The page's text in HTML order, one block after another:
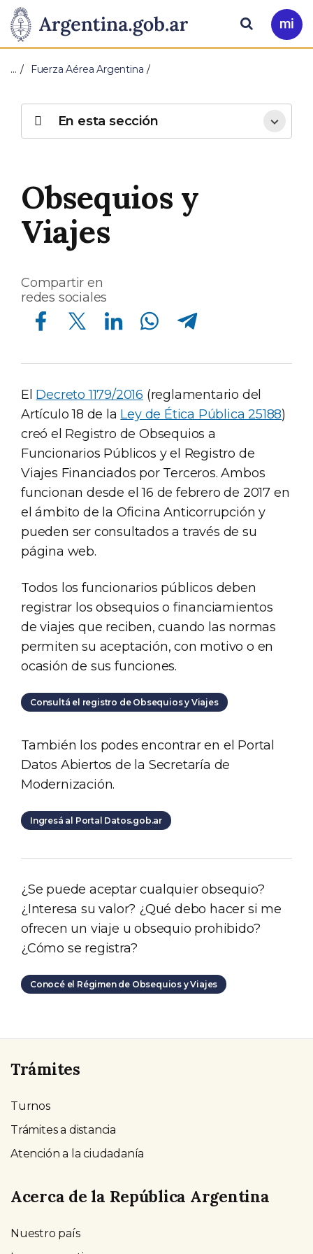
Presidencia
de
Nación
Pasar al contenido principal
Ir
a
Buscar
… Fuerza Aérea Argentina
Obsequios y
Viajes
Compartir en
redes sociales
Compartir en Facebook Compartir en Twitter Compartir en Linkedin Compartir en Whatsapp Compartir en Telegram
El Decreto 1179/2016 (reglamentario del
Artículo 18 de la Ley de Ética Pública 25188)
creó el Registro de Obsequios a
Funcionarios Públicos y el Registro de
Viajes Financiados por Terceros. Ambos
funcionan desde el 16 de febrero de 2017 en
el ámbito de la Oficina Anticorrupción y
pueden ser consultados a través de su
página web.
Todos los funcionarios públicos deben
registrar los obsequios o financiamientos
de viajes que reciben, cuando las normas
permiten su aceptación, con motivo o en
ocasión de sus funciones.
Consultá el registro de Obsequios y Viajes
También los podes encontrar en el Portal
Datos Abiertos de la Secretaría de
Modernización.
Ingresá al Portal Datos.gob.ar
¿Se puede aceptar cualquier obsequio?
¿Interesa su valor? ¿Qué debo hacer si me
ofrecen un viaje u obsequio prohibido?
¿Cómo se registra?
Conocé el Régimen de Obsequios y Viajes
En esta sección
Trámites
Turnos
Trámites a distancia
Atención a la ciudadanía
Acerca de la República Argentina
Nuestro país